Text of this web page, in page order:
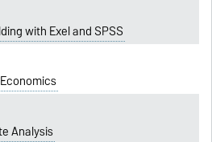
with Exel and SPSS
Analysis